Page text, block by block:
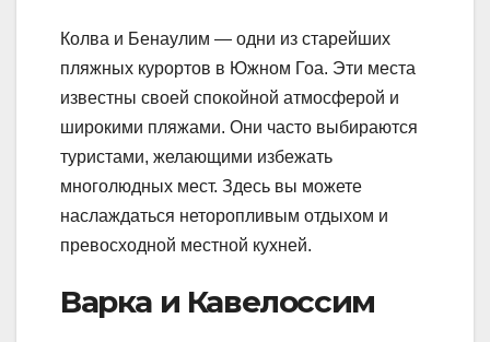
Колва и Бенаулим — одни из старейших
пляжных курортов в Южном Гоа. Эти места
известны своей спокойной атмосферой и
широкими пляжами. Они часто выбираются
туристами, желающими избежать
многолюдных мест. Здесь вы можете
наслаждаться неторопливым отдыхом и
превосходной местной кухней.
Варка и Кавелоссим